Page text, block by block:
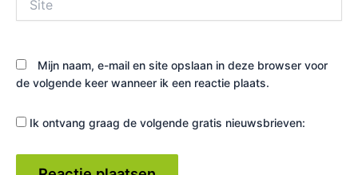
Mijn naam, e-mail en site opslaan in deze browser voor
de volgende keer wanneer ik een reactie plaats.
Ik ontvang graag de volgende gratis nieuwsbrieven: